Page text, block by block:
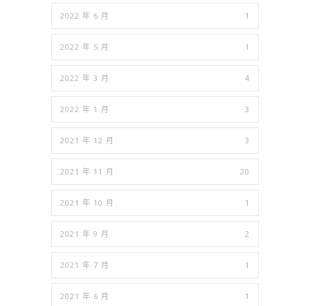
2022 年 6 月 1
2022 年 5 月 1
2022 年 3 月 4
2022 年 1 月 3
2021 年 12 月 3
2021 年 11 月 20
2021 年 10 月 1
2021 年 9 月 2
2021 年 7 月 1
2021 年 6 月 1